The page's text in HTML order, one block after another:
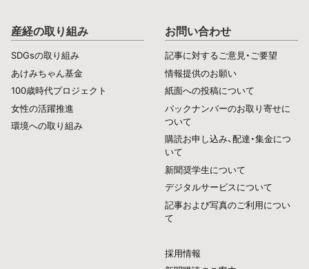
産経の取り組み
SDGsの取り組み
あけみちゃん基金
100歳時代プロジェクト
女性の活躍推進
環境への取り組み
お問い合わせ
記事に対するご意見・ご要望
情報提供のお願い
紙面への投稿について
バックナンバーのお取り寄せに
ついて
購読お申し込み、配達・集金につ
いて
新聞奨学生について
デジタルサービスについて
記事および写真のご利用につい
て
採用情報